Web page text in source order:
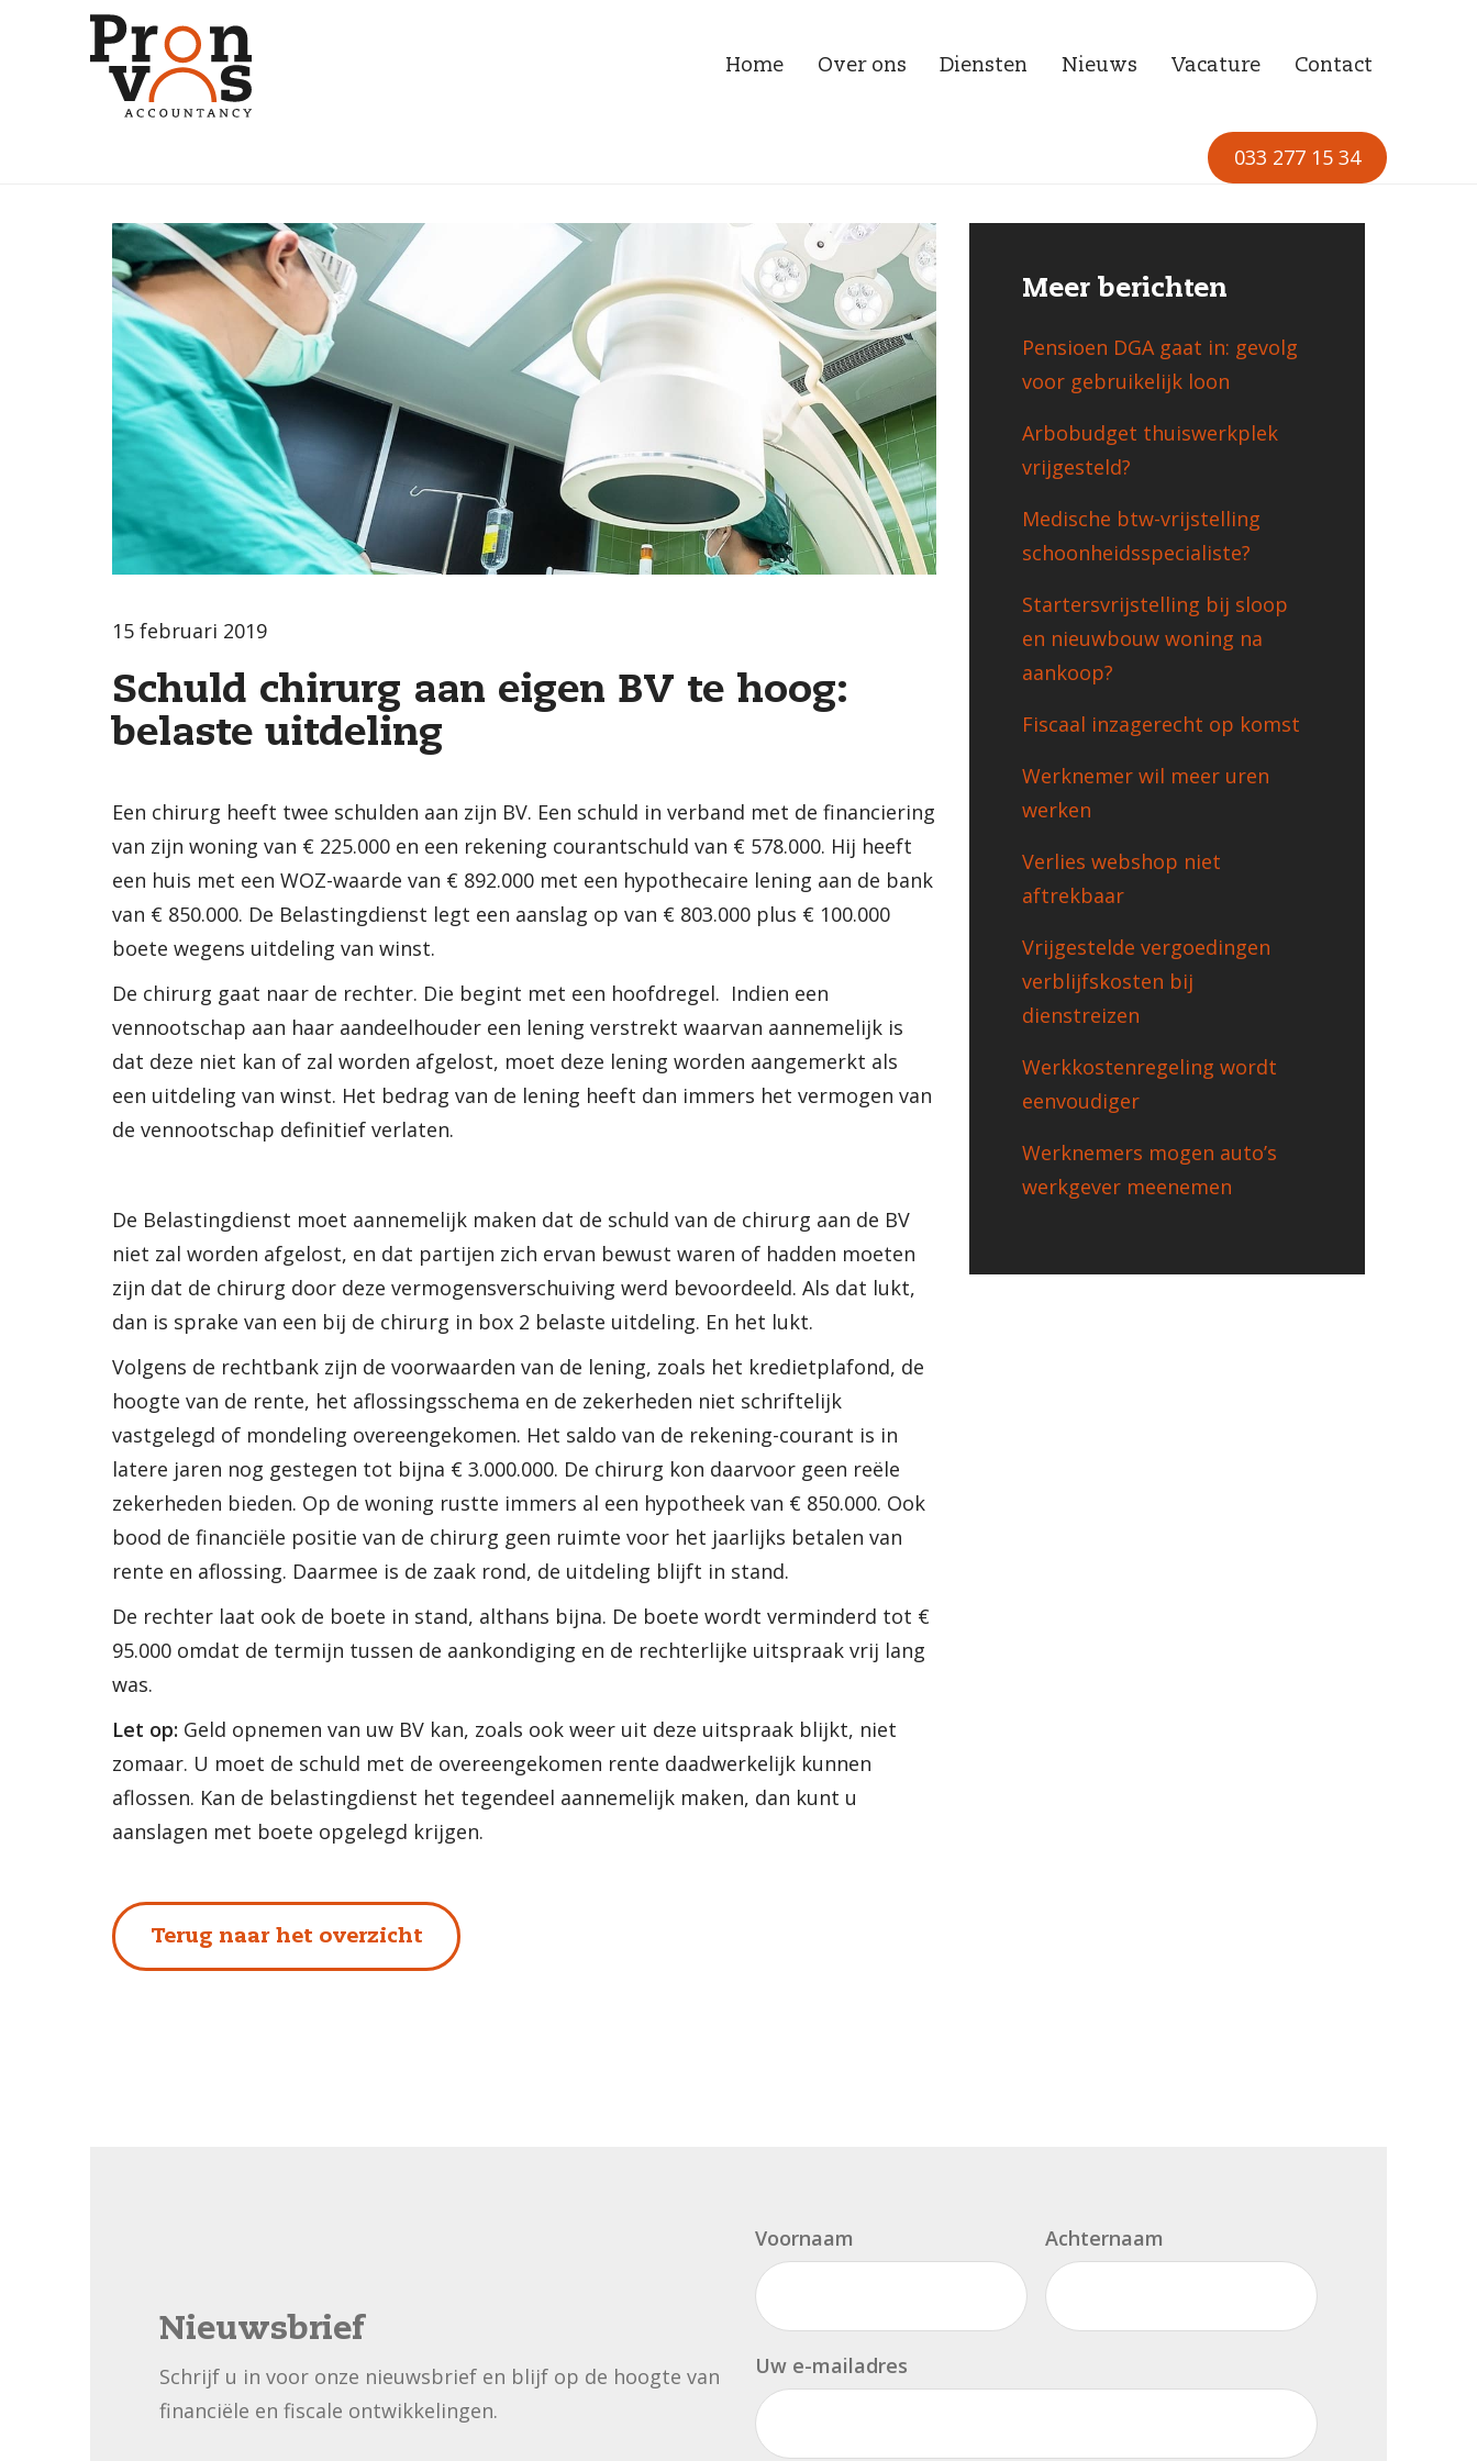
Home Over ons Diensten Nieuws Vacature Contact
033 277 15 34
15 februari 2019
Schuld chirurg aan eigen BV te hoog:
belaste uitdeling
Een chirurg heeft twee schulden aan zijn BV. Een schuld in verband met de financiering
van zijn woning van € 225.000 en een rekening courantschuld van € 578.000. Hij heeft
een huis met een WOZ-waarde van € 892.000 met een hypothecaire lening aan de bank
van € 850.000. De Belastingdienst legt een aanslag op van € 803.000 plus € 100.000
boete wegens uitdeling van winst.
De chirurg gaat naar de rechter. Die begint met een hoofdregel. Indien een
vennootschap aan haar aandeelhouder een lening verstrekt waarvan aannemelijk is
dat deze niet kan of zal worden afgelost, moet deze lening worden aangemerkt als
een uitdeling van winst. Het bedrag van de lening heeft dan immers het vermogen van
de vennootschap definitief verlaten.
De Belastingdienst moet aannemelijk maken dat de schuld van de chirurg aan de BV
niet zal worden afgelost, en dat partijen zich ervan bewust waren of hadden moeten
zijn dat de chirurg door deze vermogensverschuiving werd bevoordeeld. Als dat lukt,
dan is sprake van een bij de chirurg in box 2 belaste uitdeling. En het lukt.
Volgens de rechtbank zijn de voorwaarden van de lening, zoals het kredietplafond, de
hoogte van de rente, het aflossingsschema en de zekerheden niet schriftelijk
vastgelegd of mondeling overeengekomen. Het saldo van de rekening-courant is in
latere jaren nog gestegen tot bijna € 3.000.000. De chirurg kon daarvoor geen reële
zekerheden bieden. Op de woning rustte immers al een hypotheek van € 850.000. Ook
bood de financiële positie van de chirurg geen ruimte voor het jaarlijks betalen van
rente en aflossing. Daarmee is de zaak rond, de uitdeling blijft in stand.
De rechter laat ook de boete in stand, althans bijna. De boete wordt verminderd tot €
95.000 omdat de termijn tussen de aankondiging en de rechterlijke uitspraak vrij lang
was.
Let op: Geld opnemen van uw BV kan, zoals ook weer uit deze uitspraak blijkt, niet
zomaar. U moet de schuld met de overeengekomen rente daadwerkelijk kunnen
aflossen. Kan de belastingdienst het tegendeel aannemelijk maken, dan kunt u
aanslagen met boete opgelegd krijgen.
Terug naar het overzicht
Meer berichten
Pensioen DGA gaat in: gevolg
voor gebruikelijk loon
Arbobudget thuiswerkplek
vrijgesteld?
Medische btw-vrijstelling
schoonheidsspecialiste?
Startersvrijstelling bij sloop
en nieuwbouw woning na
aankoop?
Fiscaal inzagerecht op komst
Werknemer wil meer uren
werken
Verlies webshop niet
aftrekbaar
Vrijgestelde vergoedingen
verblijfskosten bij
dienstreizen
Werkkostenregeling wordt
eenvoudiger
Werknemers mogen auto’s
werkgever meenemen
Nieuwsbrief
Schrijf u in voor onze nieuwsbrief en blijf op de hoogte van
financiële en fiscale ontwikkelingen.
Voornaam Achternaam
Uw e-mailadres